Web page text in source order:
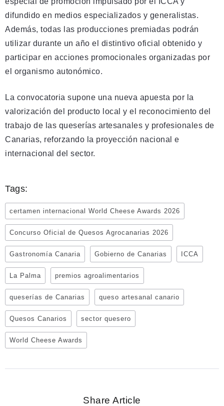
difundido en medios especializados y generalistas.
Además, todas las producciones premiadas podrán
utilizar durante un año el distintivo oficial obtenido y
participar en acciones promocionales organizadas por
el organismo autonómico.
La convocatoria supone una nueva apuesta por la
valorización del producto local y el reconocimiento del
trabajo de las queserías artesanales y profesionales de
Canarias, reforzando la proyección nacional e
internacional del sector.
Tags:
certamen internacional World Cheese Awards 2026
Concurso Oficial de Quesos Agrocanarias 2026
Gastronomía Canaria Gobierno de Canarias ICCA
La Palma premios agroalimentarios
queserías de Canarias queso artesanal canario
Quesos Canarios sector quesero
World Cheese Awards
Share Article